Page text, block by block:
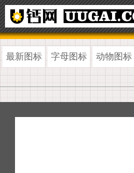
最新图标 字母图标 动物图标